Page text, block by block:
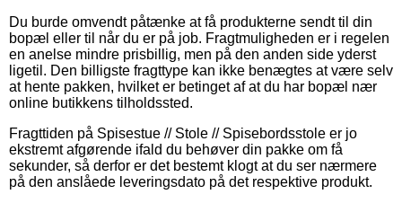
Du burde omvendt påtænke at få produkterne sendt til din
bopæl eller til når du er på job. Fragtmuligheden er i regelen
en anelse mindre prisbillig, men på den anden side yderst
ligetil. Den billigste fragttype kan ikke benægtes at være selv
at hente pakken, hvilket er betinget af at du har bopæl nær
online butikkens tilholdssted.
Fragttiden på Spisestue // Stole // Spisebordsstole er jo
ekstremt afgørende ifald du behøver din pakke om få
sekunder, så derfor er det bestemt klogt at du ser nærmere
på den anslåede leveringsdato på det respektive produkt.